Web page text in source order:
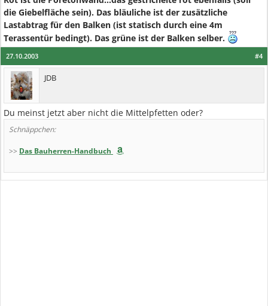
die Giebelfläche sein). Das bläuliche ist der zusätzliche
Lastabtrag für den Balken (ist statisch durch eine 4m
Terassentür bedingt). Das grüne ist der Balken selber.
#4
27.10.2003
JDB
Du meinst jetzt aber nicht die Mittelpfetten oder?
Schnäppchen:
>> Das Bauherren-Handbuch